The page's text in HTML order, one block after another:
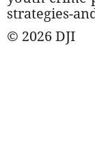
strategies-
© 2026 DJI